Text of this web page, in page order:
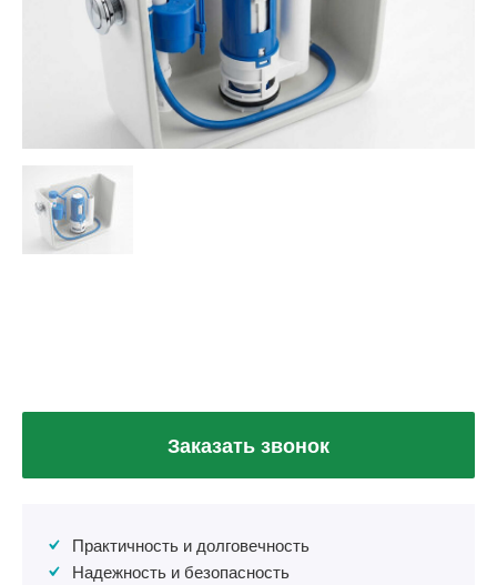
Заказать звонок
Практичность и долговечность
Надежность и безопасность